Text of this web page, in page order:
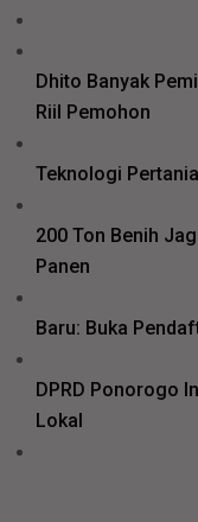
Dhito Banyak
Riil Pemohon
Teknologi
200 Ton Benih
Panen
Baru: Buka
DPRD Ponorogo
Lokal